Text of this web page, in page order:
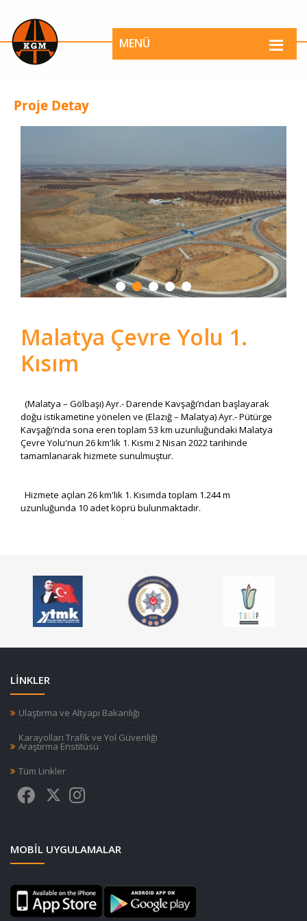
MENÜ
Proje Detay
Malatya Çevre Yolu 1.
Kısım
(Malatya – Gölbaşı) Ayr.- Darende Kavşağı’ndan başlayarak
doğu istikametine yönelen ve (Elazığ – Malatya) Ayr.- Pütürge
Kavşağı’nda sona eren toplam 53 km uzunluğundaki Malatya
Çevre Yolu'nun 26 km'lik 1. Kısmı 2 Nisan 2022 tarihinde
tamamlanarak hizmete sunulmuştur.
Hizmete açılan 26 km'lik 1. Kısımda toplam 1.244 m
uzunluğunda 10 adet köprü bulunmaktadır.
LİNKLER
Ulaştırma ve Altyapı Bakanlığı
Karayolları Trafik ve Yol Güvenliği
Araştırma Enstitüsü
Tüm Linkler
MOBIL UYGULAMALAR